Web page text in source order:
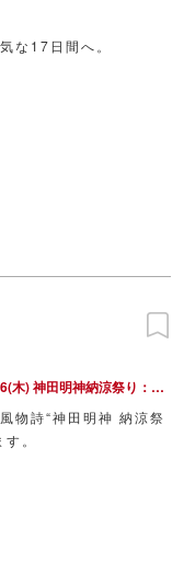
な17日間へ。
：2026/08/07(金) ～ 2026/08/09(日)
物詩“神田明神 納涼祭
。